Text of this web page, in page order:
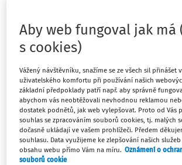
potíže s integrací do kolektivu.
jejího mladšího bratra Romana, o
jeho situace změnila příchodem do
Jaké projevy demotivace se u něj
s tím můžeme dělat?
Roman a demotivace
Roman se do České republiky dostal
Aby web fungoval jak má
s cookies)
Vážený návštěvníku, snažíme se ze všech sil přinášet
uživatelského komfortu při používání našich
základní předpoklady patří např. aby správně
abychom vás neobtěžovali nevhodnou reklamou
dostatek podnětů, jak web vylepšovat. Proto od Vás
souhlas se zpracováním souborů cookies, tj. malých
dočasně ukládají ve vašem prohlížeči. Předem
souhlasu. Data využijeme ke zlepšování našich
obsahu webu přímo Vám na míru. Oznámení o
souborů cookie